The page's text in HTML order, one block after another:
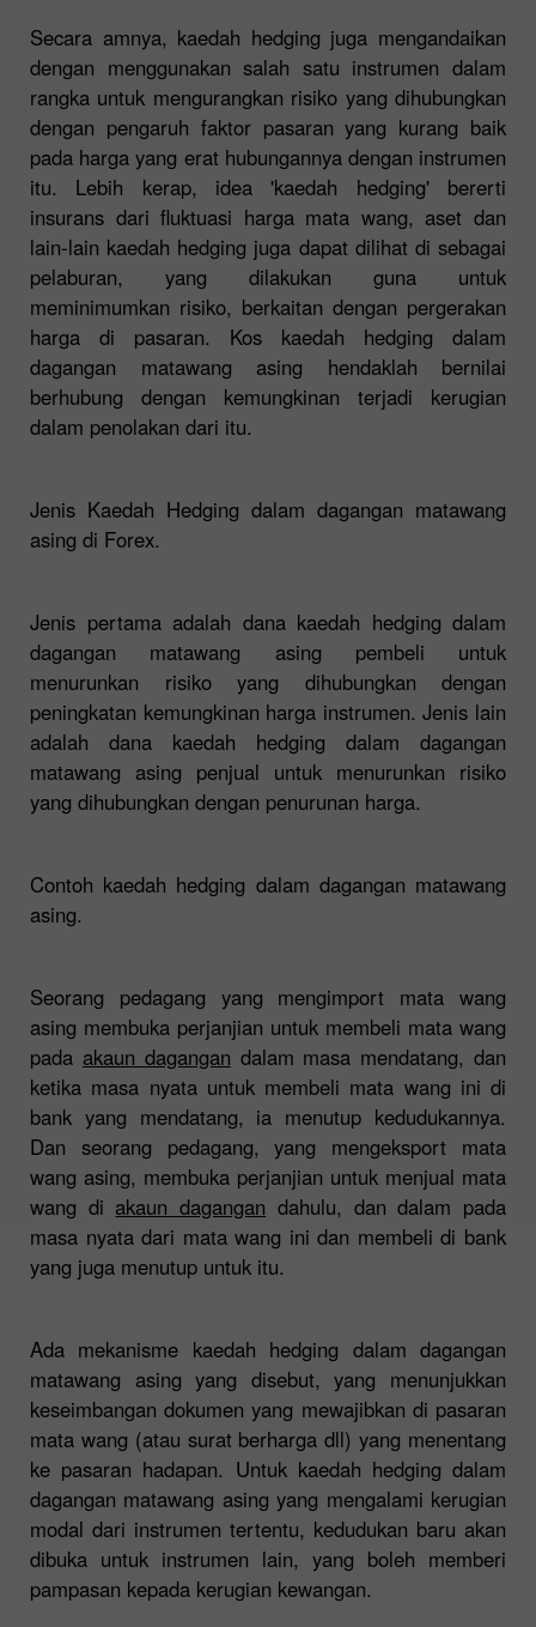
Secara amnya, kaedah hedging juga mengandaikan
dengan menggunakan salah satu instrumen dalam
rangka untuk mengurangkan risiko yang dihubungkan
dengan pengaruh faktor pasaran yang kurang baik
pada harga yang erat hubungannya dengan instrumen
itu. Lebih kerap, idea 'kaedah hedging' bererti
insurans dari fluktuasi harga mata wang, aset dan
lain-lain kaedah hedging juga dapat dilihat di sebagai
pelaburan, yang dilakukan guna untuk
meminimumkan risiko, berkaitan dengan pergerakan
harga di pasaran. Kos kaedah hedging dalam
dagangan matawang asing hendaklah bernilai
berhubung dengan kemungkinan terjadi kerugian
dalam penolakan dari itu.
Jenis Kaedah Hedging dalam dagangan matawang
asing di Forex.
Jenis pertama adalah dana kaedah hedging dalam
dagangan matawang asing pembeli untuk
menurunkan risiko yang dihubungkan dengan
peningkatan kemungkinan harga instrumen. Jenis lain
adalah dana kaedah hedging dalam dagangan
matawang asing penjual untuk menurunkan risiko
yang dihubungkan dengan penurunan harga.
Contoh kaedah hedging dalam dagangan matawang
asing.
Seorang pedagang yang mengimport mata wang
asing membuka perjanjian untuk membeli mata wang
pada akaun dagangan dalam masa mendatang, dan
ketika masa nyata untuk membeli mata wang ini di
bank yang mendatang, ia menutup kedudukannya.
Dan seorang pedagang, yang mengeksport mata
wang asing, membuka perjanjian untuk menjual mata
wang di akaun dagangan dahulu, dan dalam pada
masa nyata dari mata wang ini dan membeli di bank
yang juga menutup untuk itu.
Ada mekanisme kaedah hedging dalam dagangan
matawang asing yang disebut, yang menunjukkan
keseimbangan dokumen yang mewajibkan di pasaran
mata wang (atau surat berharga dll) yang menentang
ke pasaran hadapan. Untuk kaedah hedging dalam
dagangan matawang asing yang mengalami kerugian
modal dari instrumen tertentu, kedudukan baru akan
dibuka untuk instrumen lain, yang boleh memberi
pampasan kepada kerugian kewangan.